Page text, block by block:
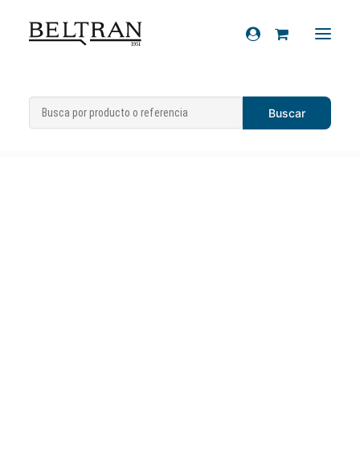
Recambios
Inicio Recambios » Espejos
Retrovisor
izquierdo Piaggio Fly 50/125